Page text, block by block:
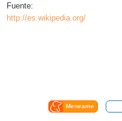
Fuente:
http://es.wikipedia.org/
Meneame